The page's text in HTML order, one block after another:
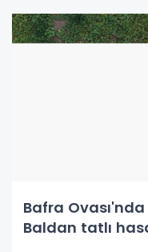
Bafra
Baldan tatlı